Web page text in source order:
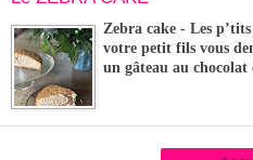
Zebra cake - Les
votre petit fils vous
un gâteau au